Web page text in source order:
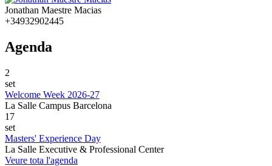
Jonathan Maestre Macias
+34932902445
Agenda
2
set
Welcome Week 2026-27
La Salle Campus Barcelona
17
set
Masters' Experience Day
La Salle Executive & Professional Center
Veure tota l'agenda